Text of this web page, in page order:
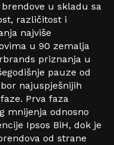
u skladu sa
različitost i
najviše
u 90 zemalja
priznanja u
pauze od
najuspješnijih
Prva faza
mnijenja odnosno
Ipsos BiH, dok je
od strane